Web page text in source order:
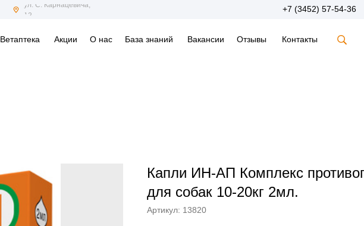
+7 (3452) 57-54-36
ул. С. Карнацевича,
12
База знаний
О нас Контакты
Вакансии Отзывы
Акции
Ветаптека
Капли ИН-АП Комплекс
для собак 10-20кг 2мл.
Артикул: 13820